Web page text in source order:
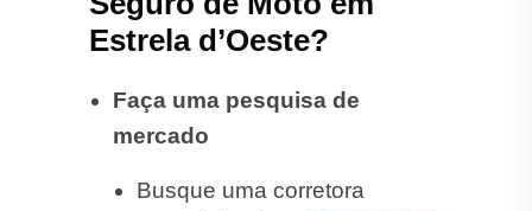
Estrela d’Oeste?
Faça uma pesquisa de
mercado
Busque uma corretora